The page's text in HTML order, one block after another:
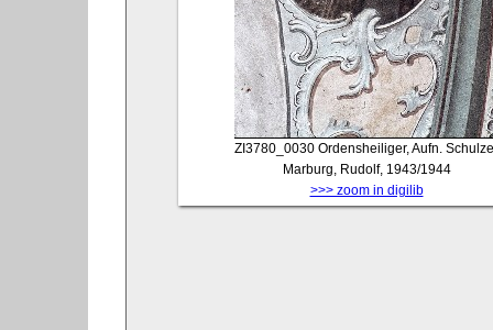
ZI3780_0030 Ordensheiliger, Aufn.
Marburg, Rudolf, 1943/1944
>>> zoom in digilib